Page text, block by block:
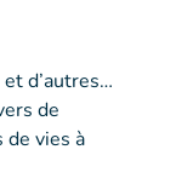
d’autres…
de
de vies à